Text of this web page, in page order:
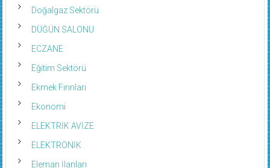
Doğalgaz Sektörü
DÜĞÜN SALONU
ECZANE
Eğitim Sektörü
Ekmek Fırınları
Ekonomi
ELEKTRİK AVİZE
ELEKTRONİK
Eleman İlanları